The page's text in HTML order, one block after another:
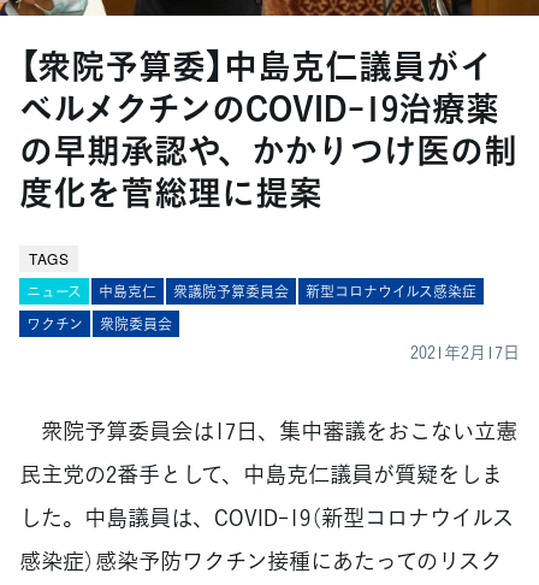
【衆院予算委】中島克仁議員がイ
ベルメクチンのCOVID-19治療薬
の早期承認や、かかりつけ医の制
度化を菅総理に提案
TAGS
ニュース 中島克仁 衆議院予算委員会
新型コロナウイルス感染症
ワクチン
衆院委員会
2021年2月17日
衆院予算委員会は17日、集中審議をおこない立憲
民主党の2番手として、中島克仁議員が質疑をしま
した。中島議員は、COVID-19（新型コロナウイルス
感染症）感染予防ワクチン接種にあたってのリスク